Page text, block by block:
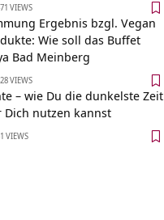
VIEWS
Ergebnis bzgl. Vegan
Wie soll das Buffet
Bad Meinberg
VIEWS
– wie Du die dunkelste Zeit
Dich nutzen kannst
VIEWS